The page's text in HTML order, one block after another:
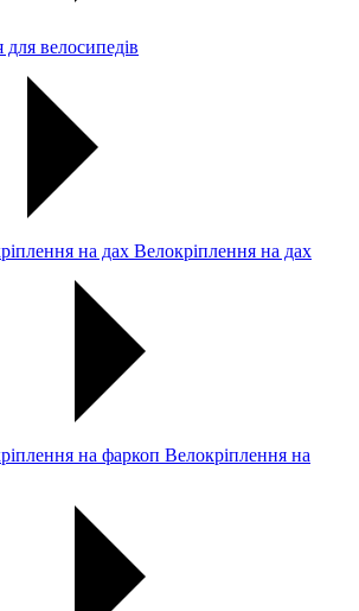
велосипедів
Велокріплення на дах
Велокріплення на